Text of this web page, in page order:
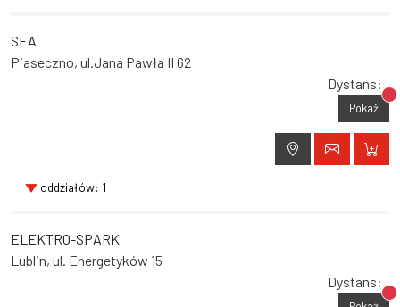
SEA
Piaseczno, ul.Jana Pawła II 62
Dystans:
Pokaż
oddziałów: 1
ELEKTRO-SPARK
Lublin, ul. Energetyków 15
Dystans: